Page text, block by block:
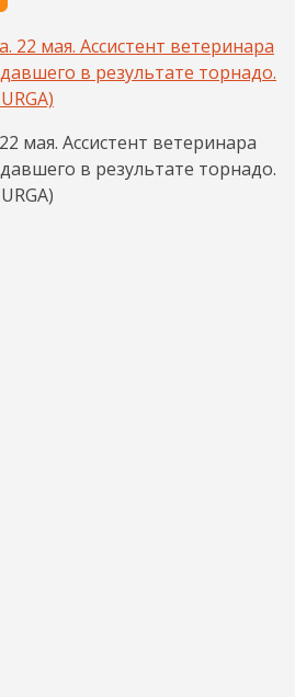
мая. Ассистент ветеринара
в результате торнадо.